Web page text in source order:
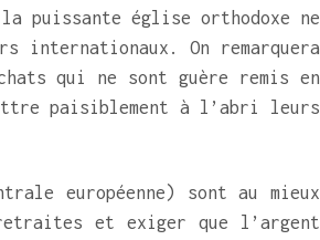
puissante église orthodoxe ne
internationaux. On remarquera
qui ne sont guère remis en
paisiblement à l’abri leurs
européenne) sont au mieux
et exiger que l’argent